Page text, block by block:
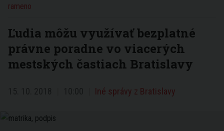
Ľudia môžu využívať bezplatné
právne poradne vo viacerých
mestských častiach Bratislavy
Iné správy z Bratislavy